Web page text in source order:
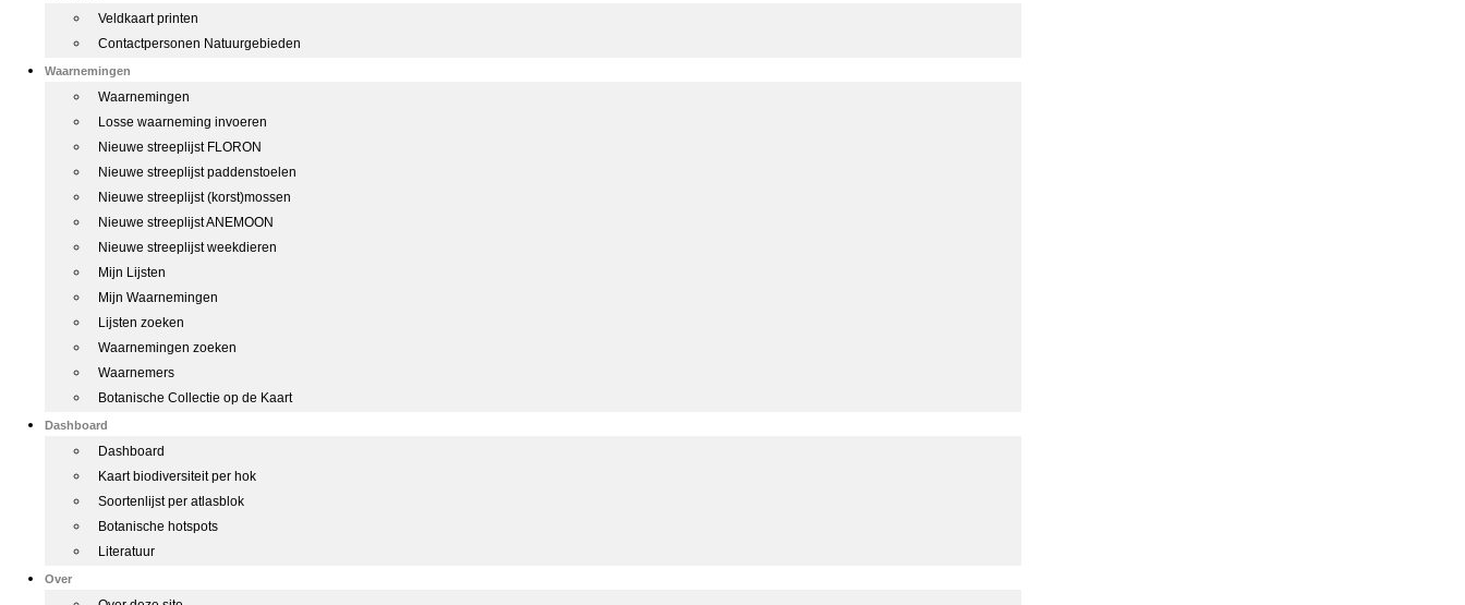
Veldkaart printen
Contactpersonen Natuurgebieden
Waarnemingen
Waarnemingen
Losse waarneming invoeren
Nieuwe streeplijst FLORON
Nieuwe streeplijst paddenstoelen
Nieuwe streeplijst (korst)mossen
Nieuwe streeplijst ANEMOON
Nieuwe streeplijst weekdieren
Mijn Lijsten
Mijn Waarnemingen
Lijsten zoeken
Waarnemingen zoeken
Waarnemers
Botanische Collectie op de Kaart
Dashboard
Dashboard
Kaart biodiversiteit per hok
Soortenlijst per atlasblok
Botanische hotspots
Literatuur
Over